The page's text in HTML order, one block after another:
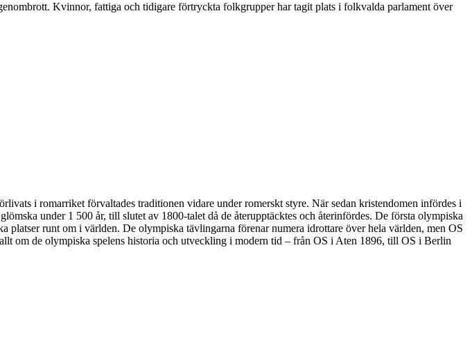
Kvinnor, fattiga och tidigare förtryckta folkgrupper har tagit plats i folkvalda parlament över
i romarriket förvaltades traditionen vidare under romerskt styre. När sedan kristendomen infördes i
under 1 500 år, till slutet av 1800-talet då de återupptäcktes och återinfördes. De första olympiska
runt om i världen. De olympiska tävlingarna förenar numera idrottare över hela världen, men OS
om de olympiska spelens historia och utveckling i modern tid – från OS i Aten 1896, till OS i Berlin